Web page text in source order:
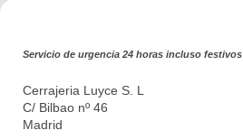
Servicio de urgencia 24 horas incluso festivos
Cerrajeria Luyce S. L
C/ Bilbao nº 46
Madrid